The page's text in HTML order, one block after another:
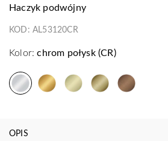
haczyk podwójny
KOD: AL53120CR
Kolor: chrom połysk (CR)
OPIS